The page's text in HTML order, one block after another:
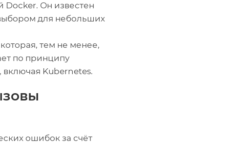
Docker. Он известен
для небольших
тем не менее,
по принципу
включая Kubernetes.
ошибок за счёт